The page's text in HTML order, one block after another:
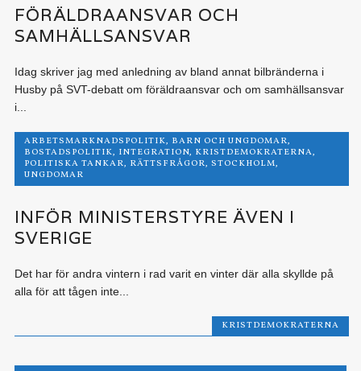
FÖRÄLDRAANSVAR OCH
SAMHÄLLSANSVAR
Idag skriver jag med anledning av bland annat bilbränderna i
Husby på SVT-debatt om föräldraansvar och om samhällsansvar
i...
ARBETSMARKNADSPOLITIK, BARN OCH UNGDOMAR,
BOSTADSPOLITIK, INTEGRATION, KRISTDEMOKRATERNA,
POLITISKA TANKAR, RÄTTSFRÅGOR,STOCKHOLM,
UNGDOMAR
INFÖR MINISTERSTYRE ÄVEN I
SVERIGE
Det har för andra vintern i rad varit en vinter där alla skyllde på
alla för att tågen inte...
KRISTDEMOKRATERNA